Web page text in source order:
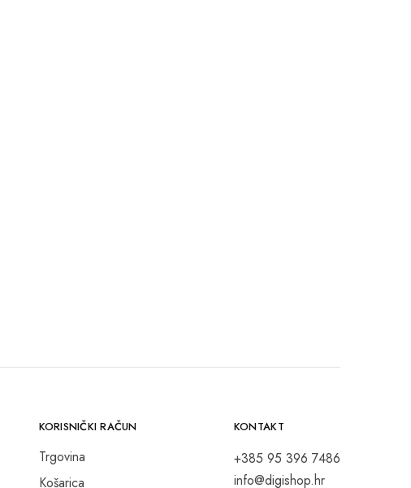
KORISNIČKI RAČUN
Trgovina
Košarica
KONTAKT
+385 95 396 7486
info@digishop.hr